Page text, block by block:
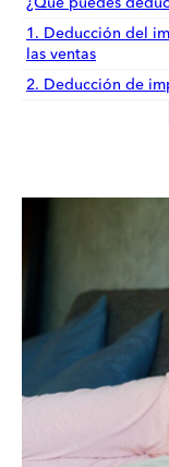
1. Deducción del
las ventas
2. Deducción de